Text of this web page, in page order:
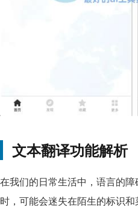
文本翻译功能解析
在我们的日常生活中，语言的
时，可能会迷失在陌生的标识